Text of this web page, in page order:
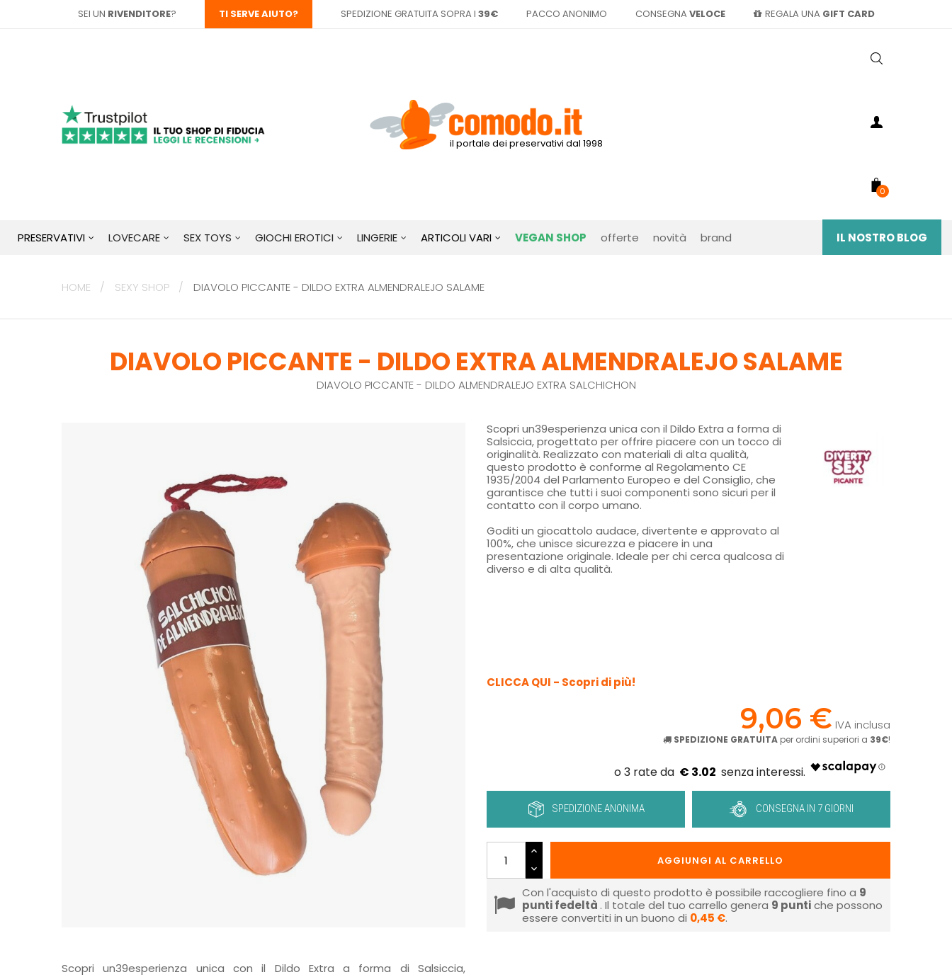
SEI UN RIVENDITORE? TI SERVE AIUTO? SPEDIZIONE GRATUITA SOPRA I 39€ PACCO ANONIMO CONSEGNA VELOCE REGALA UNA GIFT CARD
il portale dei preservativi dal 1998
0
PRESERVATIVI LOVECARE SEX TOYS GIOCHI EROTICI LINGERIE ARTICOLI VARI VEGAN SHOP offerte novità brand IL NOSTRO BLOG
HOME SEXY SHOP DIAVOLO PICCANTE - DILDO EXTRA ALMENDRALEJO SALAME
DIAVOLO PICCANTE - DILDO EXTRA ALMENDRALEJO SALAME
DIAVOLO PICCANTE - DILDO ALMENDRALEJO EXTRA SALCHICHON
Scopri un39esperienza unica con il Dildo Extra a forma di
Salsiccia, progettato per offrire piacere con un tocco di
originalità. Realizzato con materiali di alta qualità,
questo prodotto è conforme al Regolamento CE
1935/2004 del Parlamento Europeo e del Consiglio, che
garantisce che tutti i suoi componenti sono sicuri per il
contatto con il corpo umano.
Goditi un giocattolo audace, divertente e approvato al
100%, che unisce sicurezza e piacere in una
presentazione originale. Ideale per chi cerca qualcosa di
diverso e di alta qualità.
CLICCA QUI - Scopri di più!
9,06 € IVA inclusa
SPEDIZIONE GRATUITA per ordini superiori a 39€!
€ 3.02
SPEDIZIONE ANONIMA CONSEGNA IN 7 GIORNI
AGGIUNGI AL CARRELLO
Con l'acquisto di questo prodotto è possibile raccogliere fino a 9
punti fedeltà . Il totale del tuo carrello genera 9 puntiche possono
essere convertiti in un buono di 0,45 €.
Scopri un39esperienza unica con il Dildo Extra a forma di Salsiccia,